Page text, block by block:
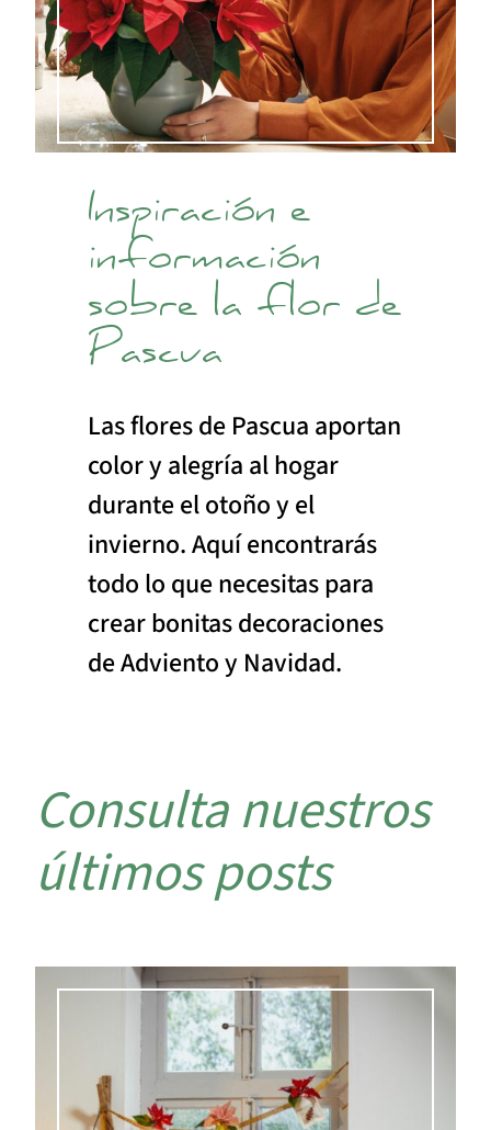
Inspiración e
información
sobre la flor de
Pascua
Las flores de Pascua aportan
color y alegría al hogar
durante el otoño y el
invierno. Aquí encontrarás
todo lo que necesitas para
crear bonitas decoraciones
de Adviento y Navidad.
Consulta nuestros
últimos posts